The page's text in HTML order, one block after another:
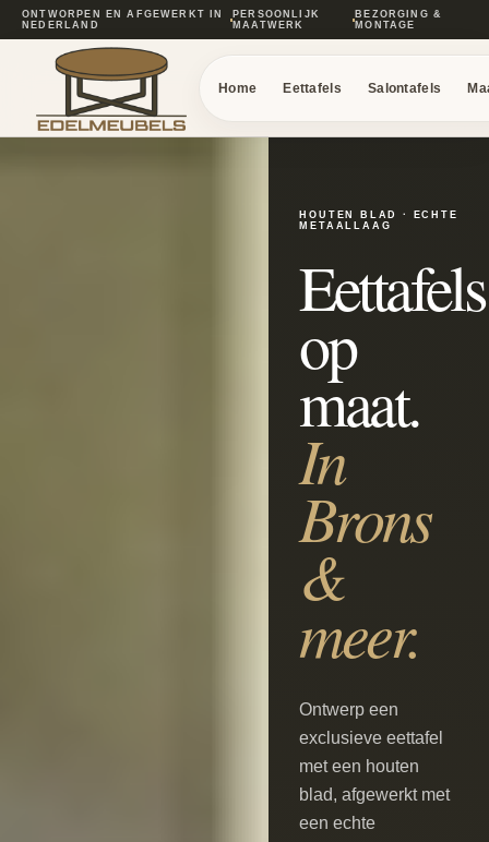
ONTWORPEN EN AFGEWERKT IN
NEDERLAND
PERSOONLIJK
MAATWERK
BEZORGING &
MONTAGE
Home Eettafels Salontafels
HOUTEN BLAD · ECHTE
METAALLAAG
Eettafels
op
maat.
In
Brons
&
meer.
Ontwerp een
exclusieve eettafel
met een houten
blad, afgewerkt met
een echte